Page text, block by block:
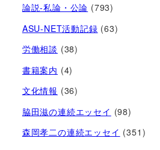
論説-私論・公論 (793)
ASU-NET活動記録 (63)
労働相談 (38)
書籍案内 (4)
文化情報 (36)
脇田滋の連続エッセイ (98)
森岡孝二の連続エッセイ (351)